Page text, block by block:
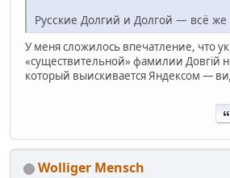
Русские Долгий и Долгой — всё же
У меня сложилось впечатление, что
«существительной» фамилии Довгій
который выискивается Яндексом —
Wolliger Mensch